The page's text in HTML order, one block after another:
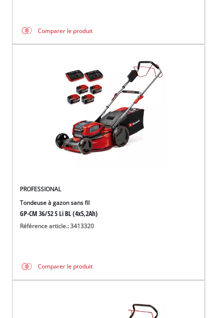
Comparer le produit
PROFESSIONAL
Tondeuse à gazon sans fil
GP-CM 36/52 S Li BL (4x5,2Ah)
Référence article.: 3413320
Comparer le produit